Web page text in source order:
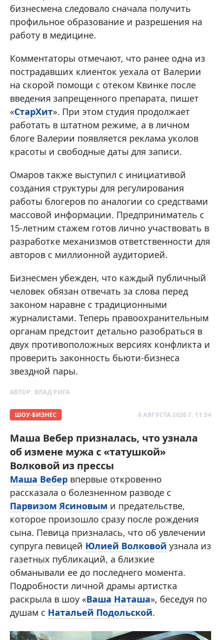
бизнесмена следовало сначала получить
профильное образование и разрешения на
работу в медицине.
Комментаторы отмечают, что ранее одна из
пострадавших клиенток уехала от Валерии
на скорой помощи с отеком Квинке после
введения запрещенного препарата, пишет
«СтарХит». При этом студия продолжает
работать в штатном режиме, а в личном
блоге Валерии появляется реклама уколов
красоты и свободные даты для записи.
Омаров также выступил с инициативой
создания структуры для регулирования
работы блогеров по аналогии со средствами
массовой информации. Предприниматель с
15-летним стажем готов лично участвовать в
разработке механизмов ответственности для
авторов с миллионной аудиторией.
Бизнесмен убежден, что каждый публичный
человек обязан отвечать за слова перед
законом наравне с традиционными
журналистами. Теперь правоохранительным
органам предстоит детально разобраться в
двух противоположных версиях конфликта и
проверить законность бьюти-бизнеса
звездной пары.
АВТОР: ВЛАД РИГА
ШОУ-БИЗНЕС 6 АВГУСТА 2026 Г. 11:34
Маша Вебер призналась, что узнала
об измене мужа с «татушкой»
Волковой из прессы
Маша Вебер впервые откровенно
рассказала о болезненном разводе с
Парвизом Ясиновым и предательстве,
которое произошло сразу после рождения
сына. Певица призналась, что об увлечении
супруга певицей Юлией Волковой узнала из
газетных публикаций, а близкие
обманывали ее до последнего момента.
Подробности личной драмы артистка
раскрыла в шоу «Ваша Наташа», беседуя по
душам с Натальей Подольской.